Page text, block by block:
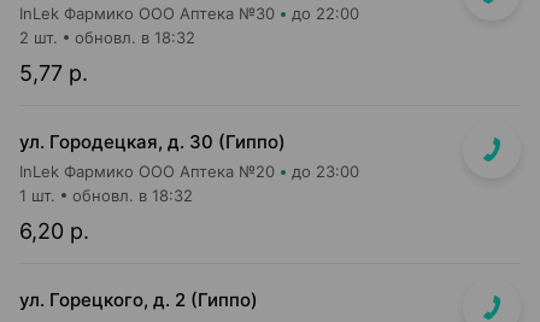
InLek Фармико ООО Аптека №30 до 22:00
5,77 р.
2 шт. обновл. в 18:32
ул. Городецкая, д. 30 (Гиппо)
InLek Фармико ООО Аптека №20 до 23:00
6,20 р.
1 шт. обновл. в 18:32
ул. Горецкого, д. 2 (Гиппо)